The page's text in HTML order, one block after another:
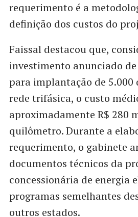
requerimento é a
definição dos custos do
Faissal destacou que,
investimento anunciado
para implantação de
rede trifásica, o custo
aproximadamente R$ 280
quilômetro. Durante a
requerimento, o gabinete
documentos técnicos da
concessionária de energia
programas semelhantes
outros estados.